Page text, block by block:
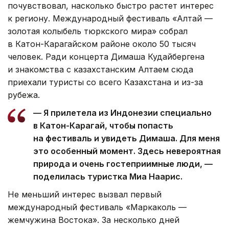
почувствовал, насколько быстро растет интерес
к региону. Международный фестиваль «Алтай —
золотая колыбель тюркского мира» собрал
в Катон-Карагайском районе около 50 тысяч
человек. Ради концерта Димаша Кудайбергена
и знакомства с казахстанским Алтаем сюда
приехали туристы со всего Казахстана и из-за
рубежа.
— Я прилетела из Индонезии специально
в Катон-Карагай, чтобы попасть
на фестиваль и увидеть Димаша. Для меня
это особенный момент. Здесь невероятная
природа и очень гостеприимные люди, —
поделилась туристка Миа Наарис.
Не меньший интерес вызвал первый
международный фестиваль «Маркаколь —
жемчужина Востока». За несколько дней